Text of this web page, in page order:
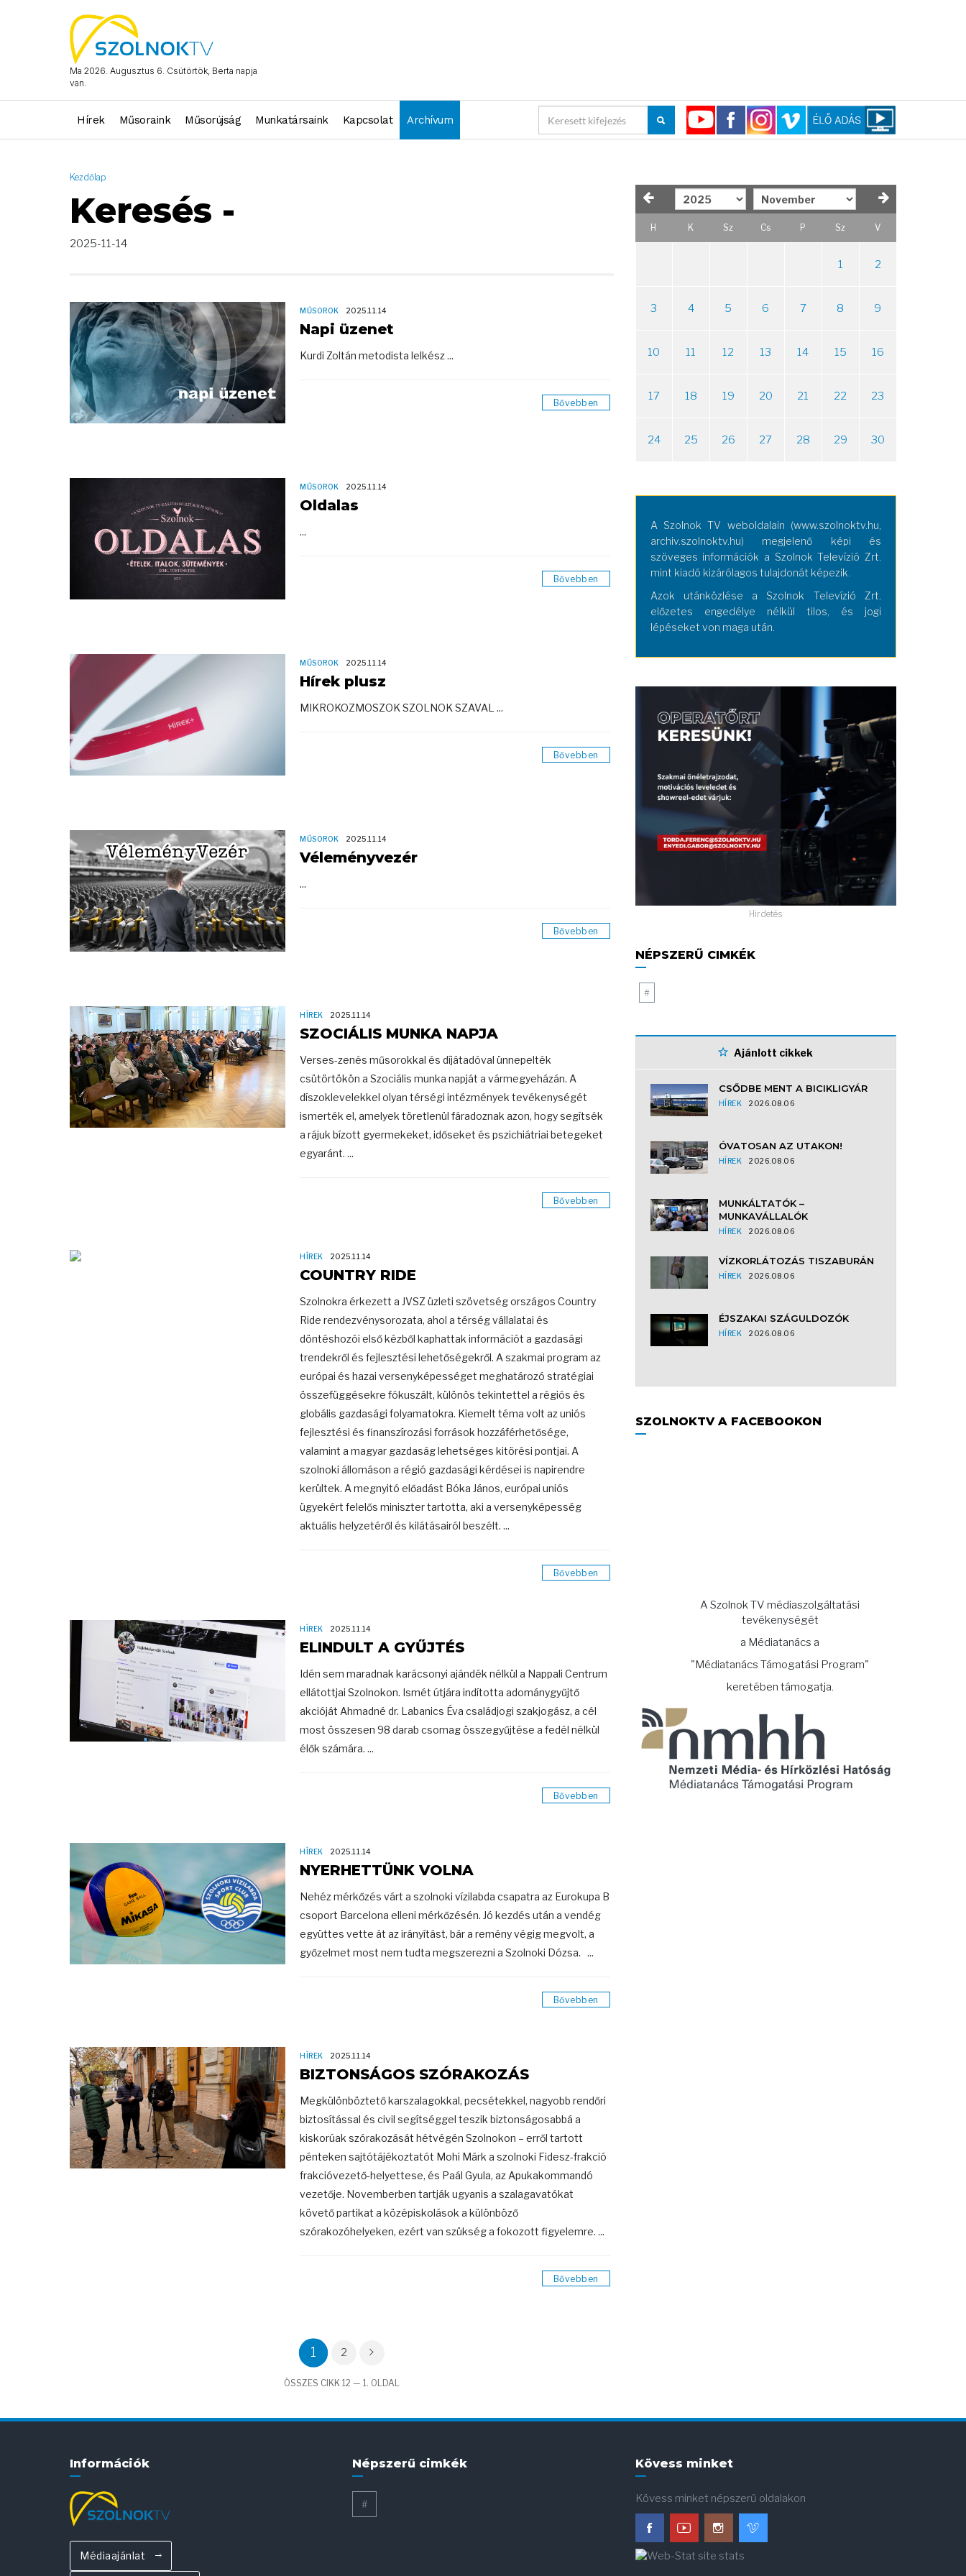
Ma 2026. Augusztus 6. Csütörtök, Berta napja
van.
Hírek Műsoraink Műsorújság Munkatársaink Kapcsolat Archívum
Kezdőlap
Keresés -
2025-11-14
MŰSOROK 2025.11.14
Napi üzenet
Kurdi Zoltán metodista lelkész ...
Bővebben
MŰSOROK 2025.11.14
Oldalas
...
Bővebben
MŰSOROK 2025.11.14
Hírek plusz
MIKROKOZMOSZOK SZOLNOK SZAVAL ...
Bővebben
MŰSOROK 2025.11.14
Véleményvezér
...
Bővebben
HÍREK 2025.11.14
SZOCIÁLIS MUNKA NAPJA
Verses-zenés műsorokkal és díjátadóval ünnepelték
csütörtökön a Szociális munka napját a vármegyeházán. A
díszoklevelekkel olyan térségi intézmények tevékenységét
ismerték el, amelyek töretlenül fáradoznak azon, hogy segítsék
a rájuk bízott gyermekeket, időseket és pszichiátriai betegeket
egyaránt. ...
Bővebben
HÍREK 2025.11.14
COUNTRY RIDE
Szolnokra érkezett a JVSZ üzleti szövetség országos Country
Ride rendezvénysorozata, ahol a térség vállalatai és
döntéshozói első kézből kaphattak információt a gazdasági
trendekről és fejlesztési lehetőségekről. A szakmai program az
európai és hazai versenyképességet meghatározó stratégiai
összefüggésekre fókuszált, különös tekintettel a régiós és
globális gazdasági folyamatokra. Kiemelt téma volt az uniós
fejlesztési és finanszírozási források hozzáférhetősége,
valamint a magyar gazdaság lehetséges kitörési pontjai. A
szolnoki állomáson a régió gazdasági kérdései is napirendre
kerültek. A megnyitó előadást Bóka János, európai uniós
ügyekért felelős miniszter tartotta, aki a versenyképesség
aktuális helyzetéről és kilátásairól beszélt. ...
Bővebben
HÍREK 2025.11.14
ELINDULT A GYŰJTÉS
Idén sem maradnak karácsonyi ajándék nélkül a Nappali Centrum
ellátottjai Szolnokon. Ismét útjára indította adománygyűjtő
akcióját Ahmadné dr. Labanics Éva családjogi szakjogász, a cél
most összesen 98 darab csomag összegyűjtése a fedél nélkül
élők számára. ...
Bővebben
HÍREK 2025.11.14
NYERHETTÜNK VOLNA
Nehéz mérkőzés várt a szolnoki vízilabda csapatra az Eurokupa B
csoport Barcelona elleni mérkőzésén. Jó kezdés után a vendég
együttes vette át az irányítást, bár a remény végig megvolt, a
győzelmet most nem tudta megszerezni a Szolnoki Dózsa. ...
Bővebben
HÍREK 2025.11.14
BIZTONSÁGOS SZÓRAKOZÁS
Megkülönböztető karszalagokkal, pecsétekkel, nagyobb rendőri
biztosítással és civil segítséggel teszik biztonságosabbá a
kiskorúak szórakozását hétvégén Szolnokon – erről tartott
pénteken sajtótájékoztatót Mohi Márk a szolnoki Fidesz-frakció
frakcióvezető-helyettese, és Paál Gyula, az Apukakommandó
vezetője. Novemberben tartják ugyanis a szalagavatókat
követő partikat a középiskolások a különböző
szórakozóhelyeken, ezért van szükség a fokozott figyelemre. ...
Bővebben
1 2
ÖSSZES CIKK 12 — 1. OLDAL
H K Sz Cs P Sz V
1 2
3 4 5 6 7 8 9
10 11 12 13 14 15 16
17 18 19 20 21 22 23
24 25 26 27 28 29 30
A Szolnok TV weboldalain (www.szolnoktv.hu,
archiv.szolnoktv.hu) megjelenő képi és
szöveges információk a Szolnok Televízió Zrt.
mint kiadó kizárólagos tulajdonát képezik.
Azok utánközlése a Szolnok Televízió Zrt.
előzetes engedélye nélkül tilos, és jogi
lépéseket von maga után.
Hirdetés
NÉPSZERŰ CIMKÉK
#
Ajánlott cikkek
CSŐDBE MENT A BICIKLIGYÁR
HÍREK 2026.08.06
ÓVATOSAN AZ UTAKON!
HÍREK 2026.08.06
MUNKÁLTATÓK –
MUNKAVÁLLALÓK
HÍREK 2026.08.06
VÍZKORLÁTOZÁS TISZABURÁN
HÍREK 2026.08.06
ÉJSZAKAI SZÁGULDOZÓK
HÍREK 2026.08.06
SZOLNOKTV A FACEBOOKON
A Szolnok TV médiaszolgáltatási
tevékenységét
a Médiatanács a
"Médiatanács Támogatási Program"
keretében támogatja.
Információk
Médiaajánlat
Népszerű cimkék
#
Kövess minket
Kövess minket népszerű oldalakon